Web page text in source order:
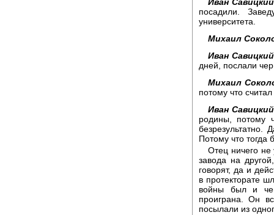
посадили.
университета.
Михаил
Иван
дней, послали
Михаил
потому что
Иван
родины, потому
Потому что
Отец ничего не
завода на
говорят, да и
в протекторате
войны был и
проиграна. Он
посылали из